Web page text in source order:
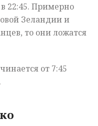
22:45. Примерно
Зеландии и
то они ложатся
от 7:45